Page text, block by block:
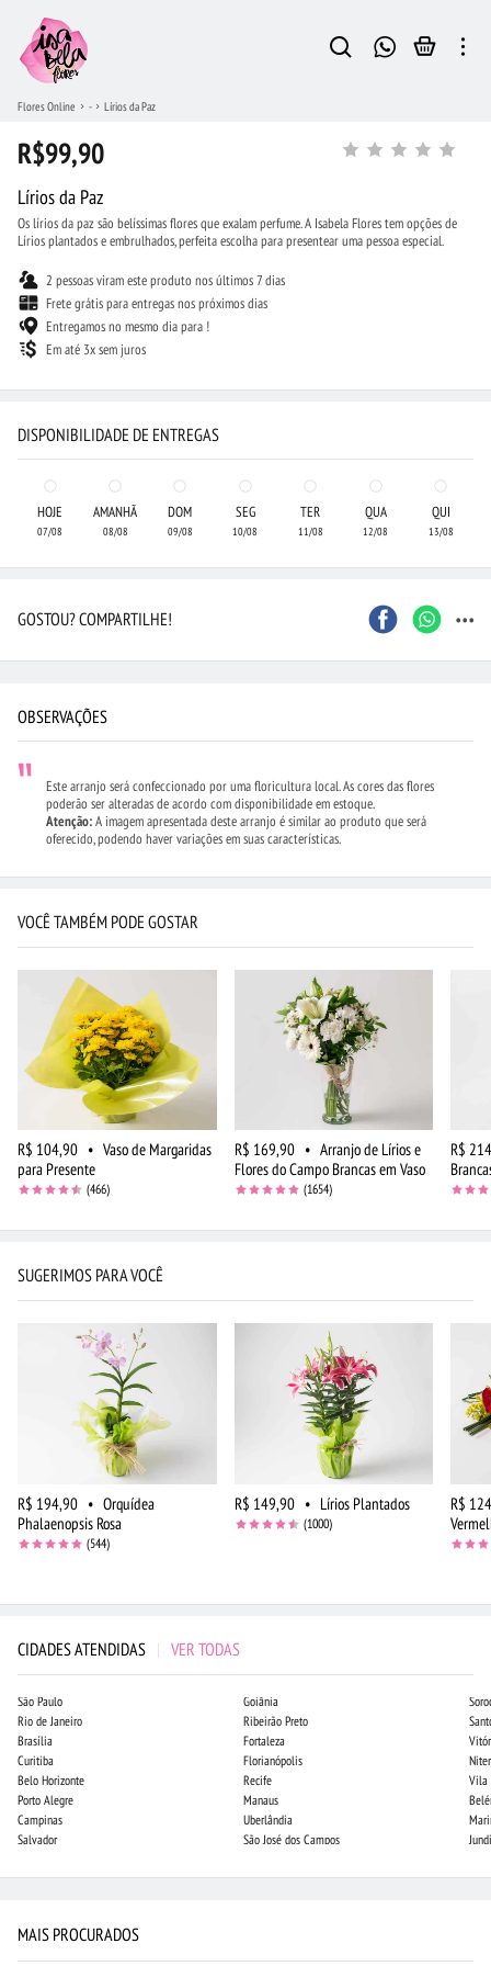
Flores Online - Lírios da Paz
R$99,90
Lírios da Paz
Os lírios da paz são belíssimas flores que exalam perfume. A Isabela Flores tem opções de
Lírios plantados e embrulhados, perfeita escolha para presentear uma pessoa especial.
2 pessoas viram este produto nos últimos 7 dias
Frete grátis para entregas nos próximos dias
Entregamos no mesmo dia para !
Em até 3x sem juros
DISPONIBILIDADE DE ENTREGAS
HOJE
07/08
AMANHÃ
08/08
DOM
09/08
SEG
10/08
TER
11/08
QUA
12/08
QUI
13/08
GOSTOU? COMPARTILHE! ...
OBSERVAÇÕES
Este arranjo será confeccionado por uma floricultura local. As cores das flores
poderão ser alteradas de acordo com disponibilidade em estoque.
Atenção:A imagem apresentada deste arranjo é similar ao produto que será
oferecido, podendo haver variações em suas características.
VOCÊ TAMBÉM PODE GOSTAR
R$ 104,90 • Vaso de Margaridas
para Presente
(466)
R$ 169,90 • Arranjo de Lírios e
Flores do Campo Brancas em Vaso
(1654)
R$
SUGERIMOS PARA VOCÊ
R$ 194,90 • Orquídea
Phalaenopsis Rosa
(544)
R$ 149,90 • Lírios Plantados
(1000)
R$
CIDADES ATENDIDAS | VER TODAS
São Paulo
Rio de Janeiro
Brasília
Curitiba
Belo Horizonte
Porto Alegre
Campinas
Salvador
Goiânia
Ribeirão Preto
Fortaleza
Florianópolis
Recife
Manaus
Uberlândia
São José dos Campos
Vila
MAIS PROCURADOS